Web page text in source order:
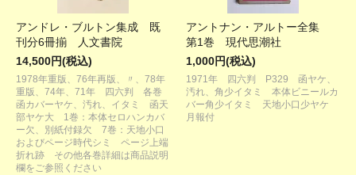
アンドレ・ブルトン集成 既
刊分6冊揃 人文書院
14,500円(税込)
1978年重版、76年再版、〃、78年
重版、74年、71年 四六判 各巻
函カバーヤケ、汚れ、イタミ 函天
部ヤケ大 1巻：本体セロハンカバ
ー欠、別紙付録欠 7巻：天地小口
およびページ時代シミ ページ上端
折れ跡 その他各巻詳細は商品説明
欄をご参照ください
アントナン・アルトー全集
第1巻 現代思潮社
1,000円(税込)
1971年 四六判 P329 函ヤケ、
汚れ、角少イタミ 本体ビニールカ
バー角少イタミ 天地小口少ヤケ
月報付